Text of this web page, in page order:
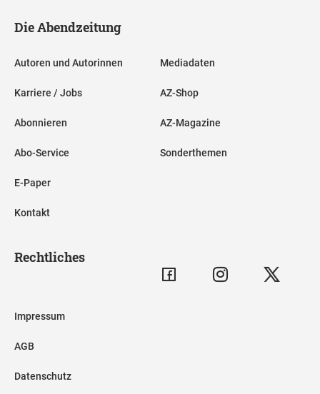
Die Abendzeitung
Autoren und Autorinnen
Karriere / Jobs
Abonnieren
Abo-Service
E-Paper
Kontakt
Mediadaten
AZ-Shop
AZ-Magazine
Sonderthemen
Rechtliches
Impressum
AGB
Datenschutz